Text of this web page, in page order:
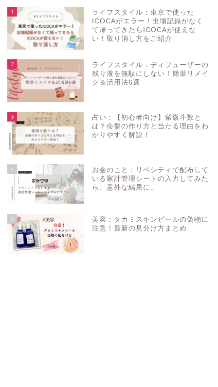
1
ライフスタイル：東京で使った
ICOCAがエラー！出場記録がなく
て帰ってきたらICOCAが使えな
い！取り消し方をご紹介
2
ライフスタイル：ディフューザーの
残り液を無駄にしない！簡単リメイ
ク＆活用法6選
3
占い：【初心者向け】紫微斗数と
は？命盤の作り方と当たる理由をわ
かりやすく解説！
4
お金のこと：リベシティで配布して
いる家計管理シートの入力してみた
ら、意外な結果に。
5
美容：タカミスキンピールの偽物に
注意！最新の見分け方まとめ